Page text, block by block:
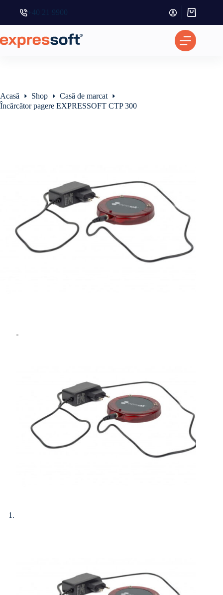
+40 21 9900
Coș
de
Acasă Shop
Casă de marcat
Încărcător pagere EXPRESSOFT CTP 300